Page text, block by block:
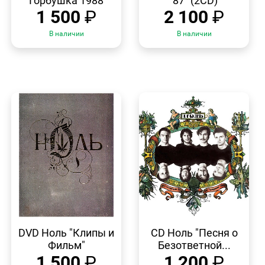
1 500 ₽
В наличии
2 100 ₽
В наличии
ПРОСМОТР
DVD Ноль "Клипы и
Фильм"
ПРОСМОТР
CD Ноль "Песня о
Безответной...